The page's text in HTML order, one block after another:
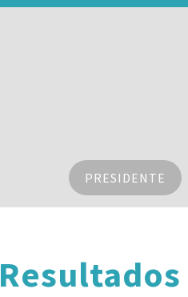
PRESIDENTE